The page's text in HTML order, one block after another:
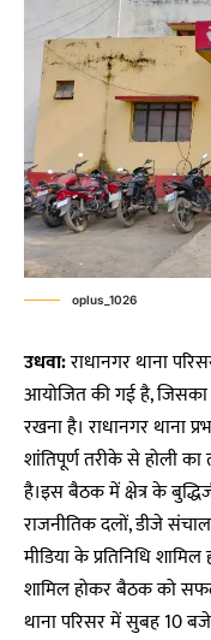
oplus_1026
उधवा:राधानगर थाना
आयोजित की गई है, जिसका
रखना है। राधानगर थाना
शांतिपूर्ण तरीके से होली
है।इस बैठक में क्षेत्र के
राजनीतिक दलों, डीजे
मीडिया के प्रतिनिधि
शामिल होकर बैठक को
थाना परिसर में सुबह 10